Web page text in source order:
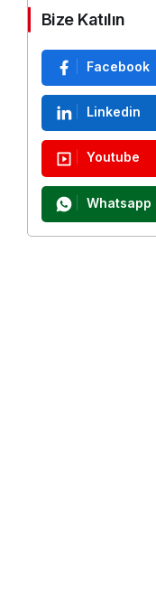
Bize Katılın
Facebook
Linkedin
Youtube
Whatsapp